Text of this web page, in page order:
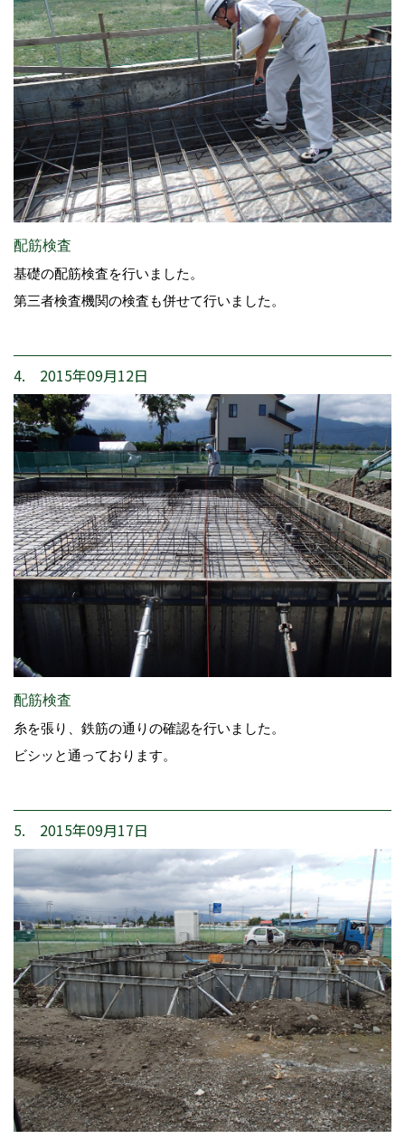
配筋検査
基礎の配筋検査を行いました。
第三者検査機関の検査も併せて行いました。
4. 2015年09月12日
配筋検査
糸を張り、鉄筋の通りの確認を行いました。
ビシッと通っております。
5. 2015年09月17日